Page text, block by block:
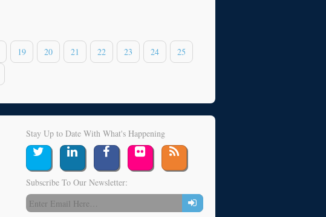
19 20 21 22 23 24
25
Stay Up to Date With What's Happening
Subscribe To Our Newsletter: